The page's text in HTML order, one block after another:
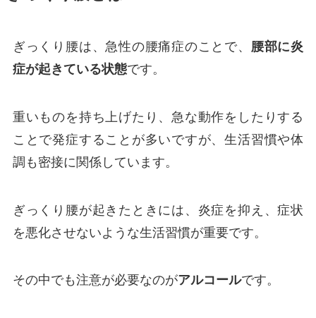
ぎっくり腰は、急性の腰痛症のことで、 腰部に炎
症が起きている状態です。
重いものを持ち上げたり、急な動作をしたりする
ことで発症することが多いですが、生活習慣や体
調も密接に関係しています。
ぎっくり腰が起きたときには、炎症を抑え、症状
を悪化させないような生活習慣が重要です。
その中でも注意が必要なのがアルコールです。